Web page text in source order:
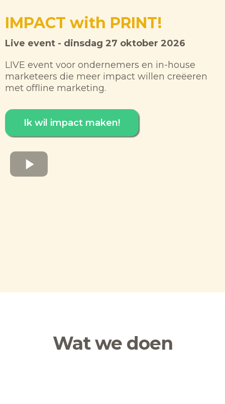
IMPACT with PRINT!
Live event - dinsdag 27 oktober 2026
LIVE event voor ondernemers en in-house
marketeers die meer impact willen creëeren
met offline marketing.
Ik wil impact maken!
Wat we doen